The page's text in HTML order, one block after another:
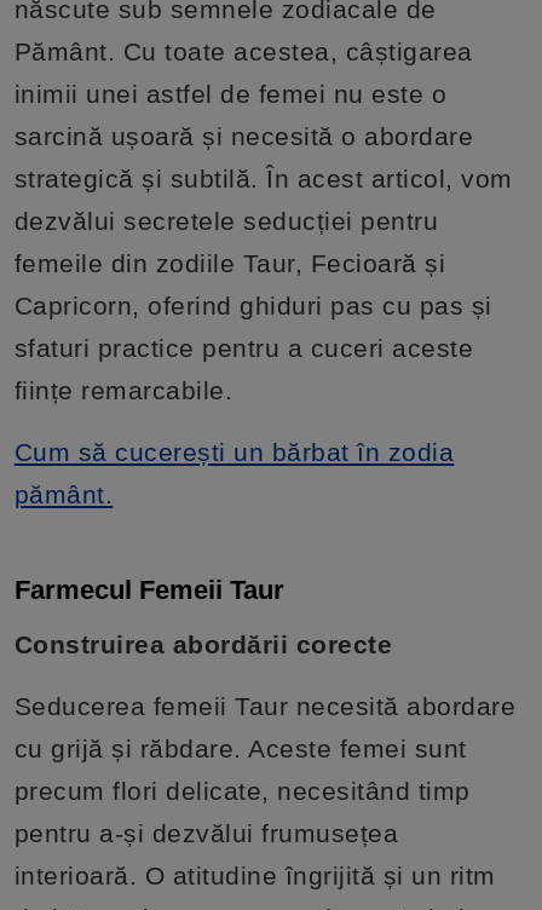
născute sub semnele zodiacale de
Pământ. Cu toate acestea, câștigarea
inimii unei astfel de femei nu este o
sarcină ușoară și necesită o abordare
strategică și subtilă. În acest articol, vom
dezvălui secretele seducției pentru
femeile din zodiile Taur, Fecioară și
Capricorn, oferind ghiduri pas cu pas și
sfaturi practice pentru a cuceri aceste
ființe remarcabile.
Cum să cucerești un bărbat în zodia
pământ.
Farmecul Femeii Taur
Construirea abordării corecte
Seducerea femeii Taur necesită abordare
cu grijă și răbdare. Aceste femei sunt
precum flori delicate, necesitând timp
pentru a-și dezvălui frumusețea
interioară. O atitudine îngrijită și un ritm